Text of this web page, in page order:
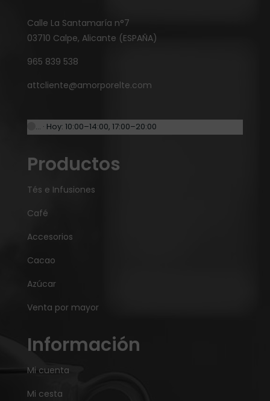
Calle La Santamaría n°7
03710 Calpe, Alicante (ESPAÑA)
965 839 538
attcliente@amorporelte.com
… · Hoy: 10:00–14:00, 17:00–20:00
Productos
Tés e Infusiones
Café
Accesorios
Cacao
Azúcar
Venta por mayor
Información
Mi cuenta
Mi cesta